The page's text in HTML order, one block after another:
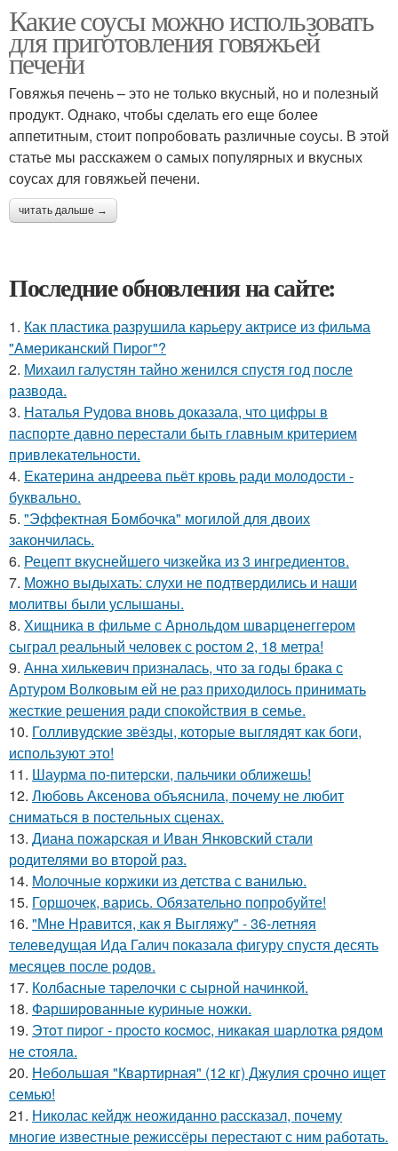
Какие соусы можно использовать
для приготовления говяжьей
печени
Говяжья печень – это не только вкусный, но и полезный
продукт. Однако, чтобы сделать его еще более
аппетитным, стоит попробовать различные соусы. В этой
статье мы расскажем о самых популярных и вкусных
соусах для говяжьей печени.
читать дальше →
Последние обновления на сайте:
1. Как пластика разрушила карьеру актрисе из фильма
"Американский Пирог"?
2. Михаил галустян тайно женился спустя год после
развода.
3. Наталья Рудова вновь доказала, что цифры в
паспорте давно перестали быть главным критерием
привлекательности.
4. Екатерина андреева пьёт кровь ради молодости -
буквально.
5. "Эффектная Бомбочка" могилой для двоих
закончилась.
6. Рецепт вкуснейшего чизкейка из 3 ингредиентов.
7. Можно выдыхать: слухи не подтвердились и наши
молитвы были услышаны.
8. Хищника в фильме с Арнольдом шварценеггером
сыграл реальный человек с ростом 2, 18 метра!
9. Анна хилькевич призналась, что за годы брака с
Артуром Волковым ей не раз приходилось принимать
жесткие решения ради спокойствия в семье.
10. Голливудские звёзды, которые выглядят как боги,
используют это!
11. Шаурма по-питерски, пальчики оближешь!
12. Любовь Аксенова объяснила, почему не любит
сниматься в постельных сценах.
13. Диана пожарская и Иван Янковский стали
родителями во второй раз.
14. Молочные коржики из детства с ванилью.
15. Горшочек, варись. Обязательно попробуйте!
16. "Мне Нравится, как я Выгляжу" - 36-летняя
телеведущая Ида Галич показала фигуру спустя десять
месяцев после родов.
17. Колбасные тарелочки с сырной начинкой.
18. Фаршированные куриные ножки.
19. Этoт пиpoг - пpocтo кocмoc, никaкaя шapлoткa pядoм
не cтoялa.
20. Небольшая "Квартирная" (12 кг) Джулия срочно ищет
семью!
21. Николас кейдж неожиданно рассказал, почему
многие известные режиссёры перестают с ним работать.